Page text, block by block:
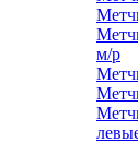
м/р